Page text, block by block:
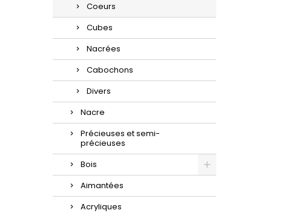
Coeurs
Cubes
Nacrées
Cabochons
Divers
Nacre
Précieuses et semi-
précieuses
Bois
Aimantées
Acryliques